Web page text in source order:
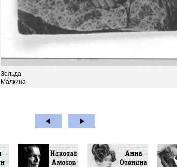
Зельда
Малкина